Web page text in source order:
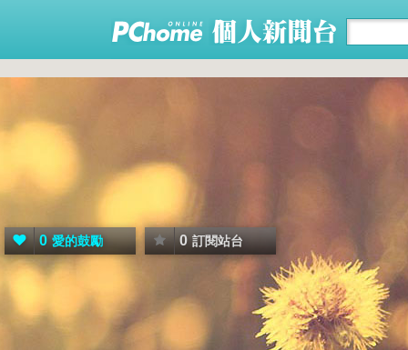
0 愛的鼓勵 0 訂閱站台